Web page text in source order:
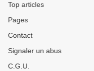
Top articles
Pages
Contact
Signaler un abus
C.G.U.